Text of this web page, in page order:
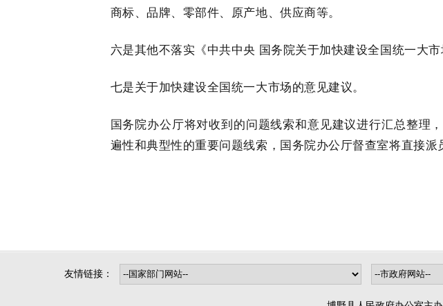
商标、品牌、零部件、原产地、供应商等。
六是其他不落实《中共中央 国务院关于加快建设全国统一大市
七是关于加快建设全国统一大市场的意见建议。
国务院办公厅将对收到的问题线索和意见建议进行汇总整理
遍性和典型性的重要问题线索，国务院办公厅督查室将直接派
友情链接：